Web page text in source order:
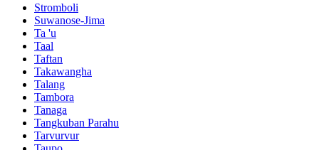
Stromboli
Suwanose-Jima
Ta 'u
Taal
Taftan
Takawangha
Talang
Tambora
Tanaga
Tangkuban Parahu
Tarvurvur